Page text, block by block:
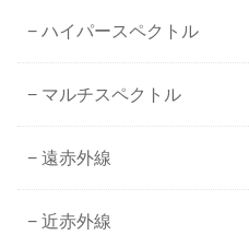
ハイパースペクトル
マルチスペクトル
遠赤外線
近赤外線